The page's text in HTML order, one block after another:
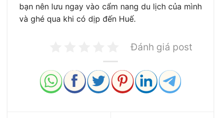
bạn nên lưu ngay vào cẩm nang du lịch của mình
và ghé qua khi có dịp đến Huế.
Đánh giá post